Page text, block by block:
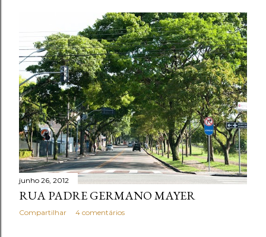
junho 26, 2012
RUA PADRE GERMANO MAYER
Compartilhar 4 comentários